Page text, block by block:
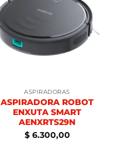
ASPIRADORAS
ASPIRADORA ROBOT
ENXUTA SMART
AENXRTS29N
$6.300,00